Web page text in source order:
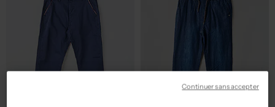
Continuer sans accepter